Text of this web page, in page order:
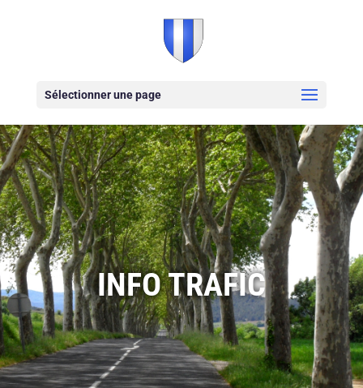
Sélectionner une page
INFO TRAFIC